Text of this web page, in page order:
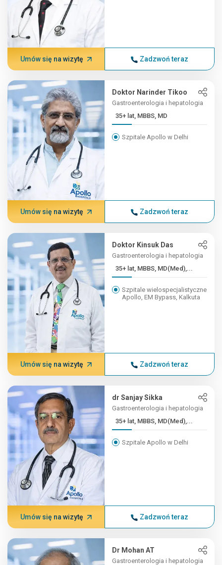
Umów się na wizytę Zadzwoń teraz
Doktor Narinder Tikoo
Gastroenterologia i hepatologia
35+ lat, MBBS, MD
Szpitale Apollo w Delhi
Umów się na wizytę Zadzwoń teraz
Doktor Kinsuk Das
Gastroenterologia i hepatologia
35+ lat, MBBS, MD(Med),...
Szpitale wielospecjalistyczne
Apollo, EM Bypass, Kalkuta
Umów się na wizytę Zadzwoń teraz
dr Sanjay Sikka
Gastroenterologia i hepatologia
35+ lat, MBBS, MD(Med),...
Szpitale Apollo w Delhi
Umów się na wizytę Zadzwoń teraz
Dr Mohan AT
Gastroenterologia i hepatologia